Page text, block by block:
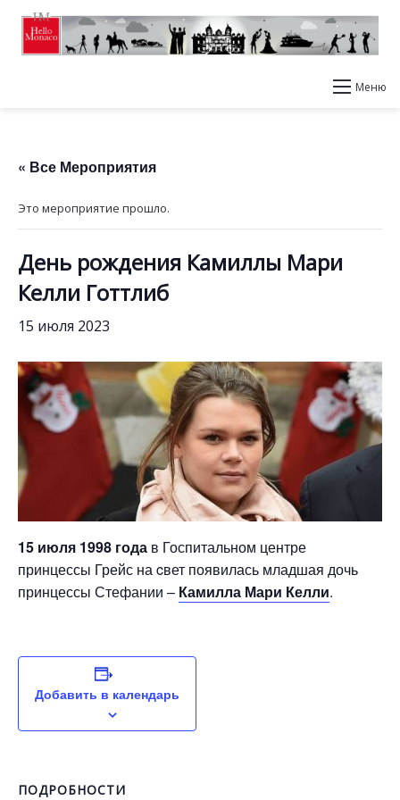
Меню
« Все Мероприятия
Это мероприятие прошло.
День рождения Камиллы Мари
Келли Готтлиб
15 июля 2023
15 июля 1998 года в Госпитальном центре
принцессы Грейс на cвет появилась младшая дочь
принцессы Стефании – Камилла Мари Келли.
Добавить в календарь
ПОДРОБНОСТИ